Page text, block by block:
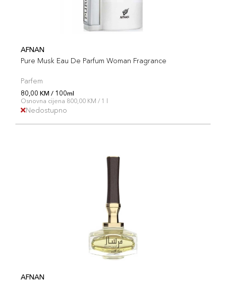
AFNAN
Pure Musk Eau De Parfum Woman Fragrance
Parfem
80,00 KM / 100ml
Osnovna cijena 800,00 KM / 1 l
Nedostupno
AFNAN